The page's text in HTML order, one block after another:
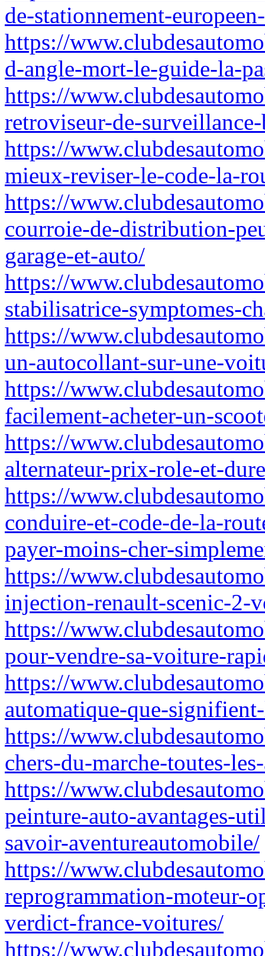
de-stationnement-
https://
d-angle-mort-le-guide-la-
https://
retroviseur-de-
https://
mieux-reviser-le-code-la-
https://
courroie-de-distribution-
garage-et-auto/
https://
stabilisatrice-symptomes-
https://
un-autocollant-sur-une-
https://
facilement-acheter-un-
https://
alternateur-prix-role-et-
https://
conduire-et-code-de-la-
payer-moins-cher-
https://
injection-renault-scenic-2-
https://
pour-vendre-sa-voiture-
https://
automatique-que-
https://
chers-du-marche-toutes-
https://
peinture-auto-avantages-
savoir-aventureautomobile/
https://
reprogrammation-moteur-
verdict-france-voitures/
https://